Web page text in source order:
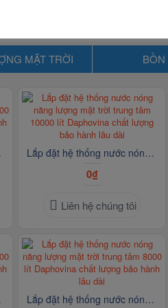
MẶT TRỜI
lâu dài Lắp đặt hệ thống nước nóng năng lượng mặt trời trung tâm 10000 lít Daphovina chất lượng bảo hành lâu dài
0₫
Liên hệ chúng tôi
lâu dài Lắp đặt hệ thống nước nóng năng lượng mặt trời trung tâm 8000 lít Daphovina chất lượng bảo hành lâu dài